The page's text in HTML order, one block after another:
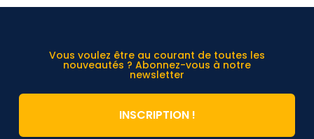
Vous voulez être au courant de toutes les
nouveautés ? Abonnez-vous à notre
newsletter
INSCRIPTION !